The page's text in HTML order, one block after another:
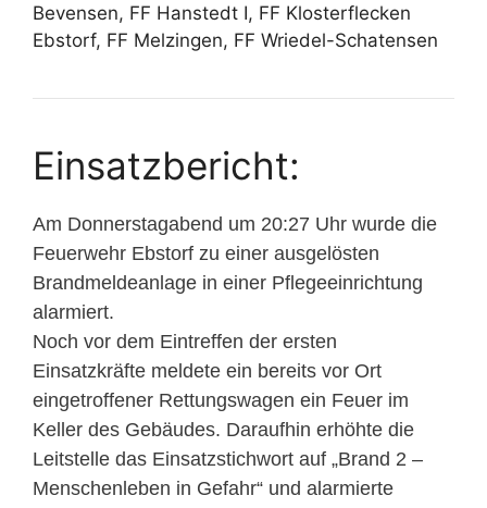
Bevensen, FF Hanstedt I, FF Klosterflecken
Ebstorf, FF Melzingen, FF Wriedel-Schatensen
Einsatzbericht:
Am Donnerstagabend um 20:27 Uhr wurde die
Feuerwehr Ebstorf zu einer ausgelösten
Brandmeldeanlage in einer Pflegeeinrichtung
alarmiert.
Noch vor dem Eintreffen der ersten
Einsatzkräfte meldete ein bereits vor Ort
eingetroffener Rettungswagen ein Feuer im
Keller des Gebäudes. Daraufhin erhöhte die
Leitstelle das Einsatzstichwort auf „Brand 2 –
Menschenleben in Gefahr“ und alarmierte